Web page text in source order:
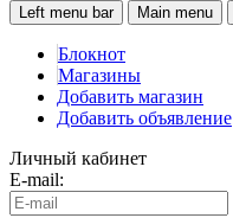
Left menu bar Main menu
Блокнот
Магазины
Добавить магазин
Добавить объявление
Личный кабинет
E-mail: